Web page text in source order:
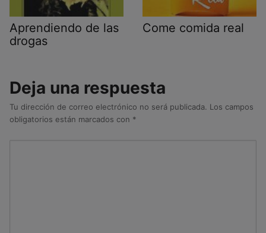
Aprendiendo de las
drogas
Come comida real
Deja una respuesta
Tu dirección de correo electrónico no será publicada. Los campos
obligatorios están marcados con *